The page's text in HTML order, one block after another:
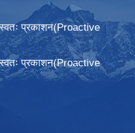
प्रकाशन(Proactive
प्रकाशन(Proactive